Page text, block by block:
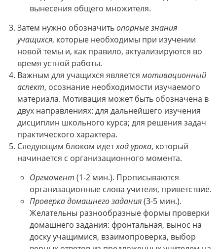
вынесения общего множителя.
Затем нужно обозначитьопорные знания
учащихся, которые необходимы при изучении
новой темы и, как правило, актуализируются во
время устной работы.
Важным для учащихся является мотивационный
аспект, осознание необходимости изучаемого
материала. Мотивация может быть обозначена в
двух направлениях: для дальнейшего изучения
дисциплин школьного курса; для решения задач
практического характера.
Следующим блоком идетход урока, который
начинается с организационного момента.
Оргмомент (1-2 мин.). Прописываются
организационные слова учителя, приветствие.
Проверка домашнего задания(3-5 мин.).
Желательны разнообразные формы проверки
домашнего задания: фронтальная, вынос на
доску учащимися, взаимопроверка, выбор